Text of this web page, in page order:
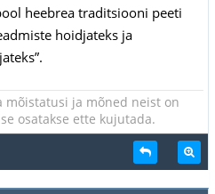
heebrea traditsiooni peeti
hoidjateks ja
ja mõned neist on
osatakse ette kujutada.